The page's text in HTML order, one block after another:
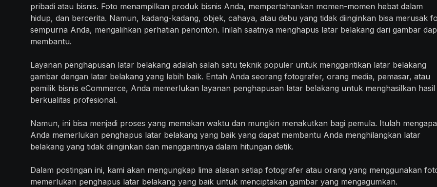
pribadi atau bisnis. Foto menampilkan produk bisnis Anda, mempertahankan momen-momen hebat dalam
hidup, dan bercerita. Namun, kadang-kadang, objek, cahaya, atau debu yang tidak diinginkan bisa merusak
sempurna Anda, mengalihkan perhatian penonton. Inilah saatnya menghapus latar belakang dari gambar
membantu.
Layanan penghapusan latar belakang adalah salah satu teknik populer untuk menggantikan latar belakang
gambar dengan latar belakang yang lebih baik. Entah Anda seorang fotografer, orang media, pemasar, atau
pemilik bisnis eCommerce, Anda memerlukan layanan penghapusan latar belakang untuk menghasilkan hasil
berkualitas profesional.
Namun, ini bisa menjadi proses yang memakan waktu dan mungkin menakutkan bagi pemula. Itulah mengapa
Anda memerlukan penghapus latar belakang yang baik yang dapat membantu Anda menghilangkan latar
belakang yang tidak diinginkan dan menggantinya dalam hitungan detik.
Dalam postingan ini, kami akan mengungkap lima alasan setiap fotografer atau orang yang menggunakan
memerlukan penghapus latar belakang yang baik untuk menciptakan gambar yang mengagumkan.